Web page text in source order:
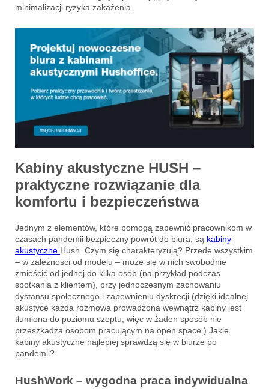
minimalizacji ryzyka zakażenia.
Kabiny akustyczne HUSH –
praktyczne rozwiązanie dla
komfortu i bezpieczeństwa
Jednym z elementów, które pomogą zapewnić pracownikom w
czasach pandemii bezpieczny powrót do biura, są kabiny
akustyczne Hush. Czym się charakteryzują? Przede wszystkim
– w zależności od modelu – może się w nich swobodnie
zmieścić od jednej do kilka osób (na przykład podczas
spotkania z klientem), przy jednoczesnym zachowaniu
dystansu społecznego i zapewnieniu dyskrecji (dzięki idealnej
akustyce każda rozmowa prowadzona wewnątrz kabiny jest
tłumiona do poziomu szeptu, więc w żaden sposób nie
przeszkadza osobom pracującym na open space.) Jakie
kabiny akustyczne najlepiej sprawdzą się w biurze po
pandemii?
HushWork – wygodna praca indywidualna